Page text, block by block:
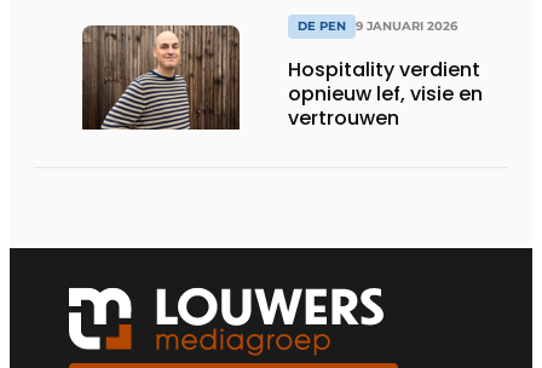
DE PEN 9 JANUARI 2026
Hospitality verdient
opnieuw lef, visie en
vertrouwen